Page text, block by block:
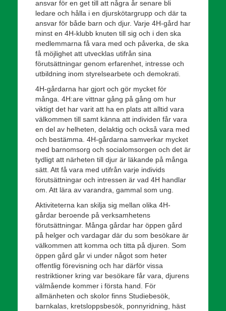
ansvar för en get till att några år senare bli
ledare och hålla i en djurskötargrupp och där ta
ansvar för både barn och djur. Varje 4H-gård har
minst en 4H-klubb knuten till sig och i den ska
medlemmarna få vara med och påverka, de ska
få möjlighet att utvecklas utifrån sina
förutsättningar genom erfarenhet, intresse och
utbildning inom styrelsearbete och demokrati.
4H-gårdarna har gjort och gör mycket för
många. 4H:are vittnar gång på gång om hur
viktigt det har varit att ha en plats att alltid vara
välkommen till samt känna att individen får vara
en del av helheten, delaktig och också vara med
och bestämma. 4H-gårdarna samverkar mycket
med barnomsorg och socialomsorgen och det är
tydligt att närheten till djur är läkande på många
sätt. Att få vara med utifrån varje individs
förutsättningar och intressen är vad 4H handlar
om. Att lära av varandra, gammal som ung.
Aktiviteterna kan skilja sig mellan olika 4H-
gårdar beroende på verksamhetens
förutsättningar. Många gårdar har öppen gård
på helger och vardagar där du som besökare är
välkommen att komma och titta på djuren. Som
öppen gård går vi under något som heter
offentlig förevisning och har därför vissa
restriktioner kring var besökare får vara, djurens
välmående kommer i första hand. För
allmänheten och skolor finns Studiebesök,
barnkalas, kretsloppsbesök, ponnyridning, häst